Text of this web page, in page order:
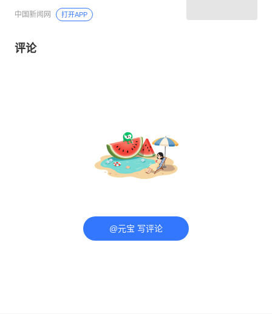
中国新闻网 打开APP
评论
@元宝 写评论